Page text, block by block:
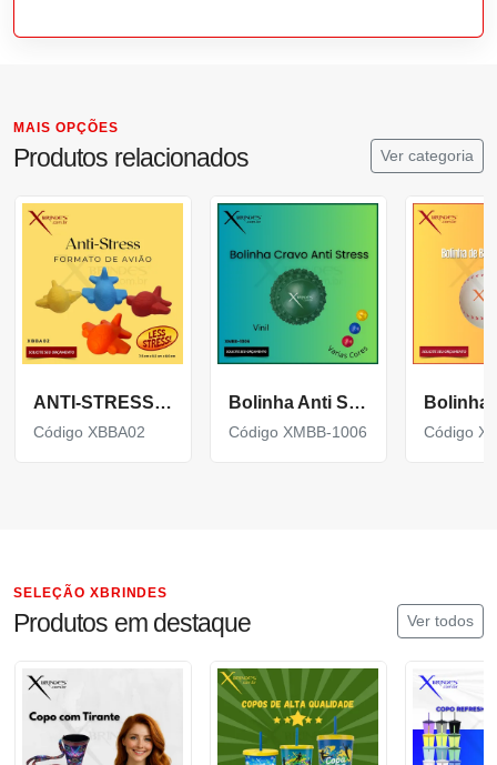
MAIS OPÇÕES
Produtos relacionados Ver categoria
ANTI-STRESS DE VINIL EM FORMATO DE AVIÃO XBBA02
Código XBBA02
Bolinha Anti Stress em Vinil Oca Cravinho XMBB-1006
Código XMBB-1006 Código
SELEÇÃO XBRINDES
Produtos em destaque Ver todos